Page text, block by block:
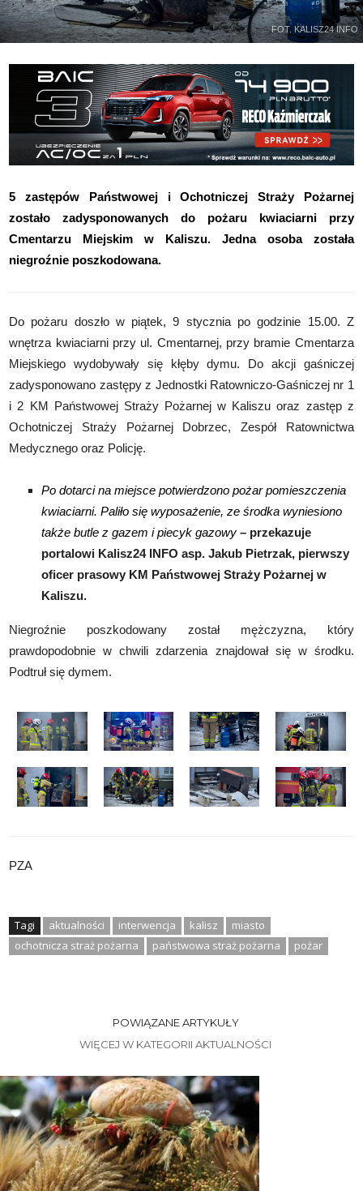
FOT. KALISZ24 INFO
5 zastępów Państwowej i Ochotniczej Straży Pożarnej
zostało zadysponowanych do pożaru kwiaciarni przy
Cmentarzu Miejskim w Kaliszu. Jedna osoba została
niegroźnie poszkodowana.
Do pożaru doszło w piątek, 9 stycznia po godzinie 15.00. Z
wnętrza kwiaciarni przy ul. Cmentarnej, przy bramie Cmentarza
Miejskiego wydobywały się kłęby dymu. Do akcji gaśniczej
zadysponowano zastępy z Jednostki Ratowniczo-Gaśniczej nr 1
i 2 KM Państwowej Straży Pożarnej w Kaliszu oraz zastęp z
Ochotniczej Straży Pożarnej Dobrzec, Zespół Ratownictwa
Medycznego oraz Policję.
Po dotarci na miejsce potwierdzono pożar pomieszczenia
kwiaciarni. Paliło się wyposażenie, ze środka wyniesiono
także butle z gazem i piecyk gazowy – przekazuje
portalowi Kalisz24 INFO asp. Jakub Pietrzak, pierwszy
oficer prasowy KM Państwowej Straży Pożarnej w
Kaliszu.
Niegroźnie poszkodowany został mężczyzna, który
prawdopodobnie w chwili zdarzenia znajdował się w środku.
Podtruł się dymem.
PZA
Tagi aktualności interwencja kalisz
miasto
ochotnicza straż pożarna
państwowa straż pożarna pożar
POWIĄZANE ARTYKUŁY
WIĘCEJ W KATEGORII AKTUALNOŚCI